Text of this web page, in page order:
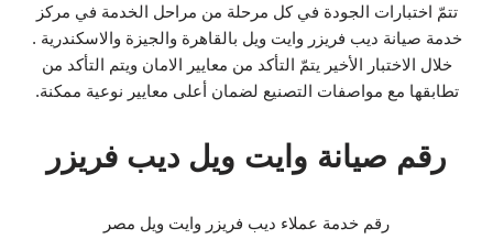
تتمّ اختبارات الجودة في كل مرحلة من مراحل الخدمة في مركز
خدمة صيانة ديب فريزر وايت ويل بالقاهرة والجيزة والاسكندرية .
خلال الاختبار الأخير يتمّ التأكد من معايير الامان ويتم التأكد من
تطابقها مع مواصفات التصنيع لضمان أعلى معايير نوعية ممكنة.
رقم صيانة وايت ويل ديب فريزر
رقم خدمة عملاء ديب فريزر وايت ويل مصر